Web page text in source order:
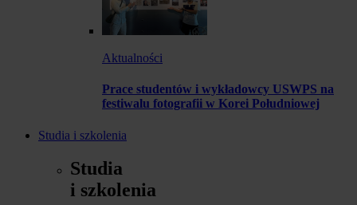
Aktualności
Prace studentów i wykładowcy USWPS na
festiwalu fotografii w Korei Południowej
Studia i szkolenia
Studia
i szkolenia